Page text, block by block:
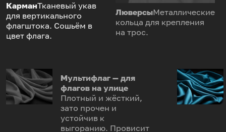
КарманТканевый укав
для вертикального
флагштока. Сошьём в
цвет флага.
ЛюверсыМеталлические
кольца для крепления
на трос.
Мультифлаг — для
флагов на улице
Плотный и жёсткий,
зато прочен и
устойчив к
выгоранию. Провисит